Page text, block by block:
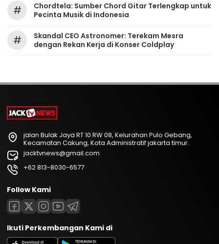
#
Chordtela: Sumber Chord Gitar Terlengkap untuk
Pecinta Musik di Indonesia
#
Skandal CEO Astronomer: Terekam Mesra
dengan Rekan Kerja di Konser Coldplay
jalan Bulak Jaya RT 10 RW 08, Kelurahan Pulo Gebang,
Kecamatan Cakung, Kota Administratif jakarta timur.
jacktvnews@gmail.com
+62 813-8030-6577
Follow Kami
Ikuti Perkembangan Kami di